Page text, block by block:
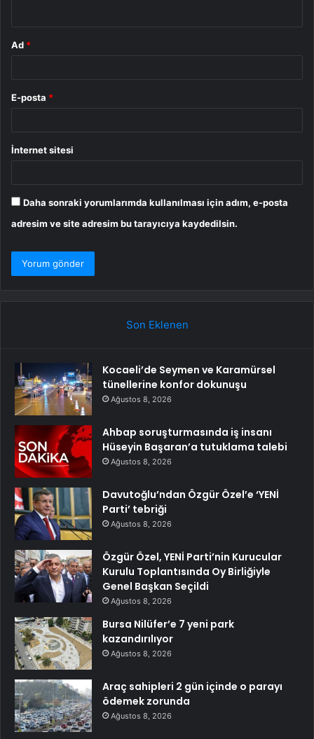
Ad *
E-posta *
İnternet sitesi
Daha sonraki yorumlarımda kullanılması için adım, e-posta
adresim ve site adresim bu tarayıcıya kaydedilsin.
Son Eklenen
Kocaeli’de Seymen ve Karamürsel
tünellerine konfor dokunuşu
Ağustos 8, 2026
Ahbap soruşturmasında iş insanı
Hüseyin Başaran’a tutuklama talebi
Ağustos 8, 2026
Davutoğlu’ndan Özgür Özel’e ‘YENİ
Parti’ tebriği
Ağustos 8, 2026
Özgür Özel, YENİ Parti’nin Kurucular
Kurulu Toplantısında Oy Birliğiyle
Genel Başkan Seçildi
Ağustos 8, 2026
Bursa Nilüfer’e 7 yeni park
kazandırılıyor
Ağustos 8, 2026
Araç sahipleri 2 gün içinde o parayı
ödemek zorunda
Ağustos 8, 2026